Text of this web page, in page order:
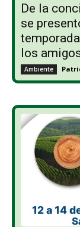
De la
se
los
Ambiente